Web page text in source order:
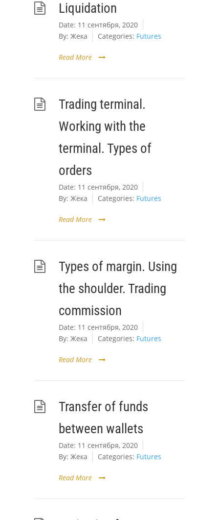
Liquidation
Date: 11 сентября, 2020
By: Жека Categories: Futures
Read More
Trading terminal.
Working with the
terminal. Types of
orders
Date: 11 сентября, 2020
By: Жека Categories: Futures
Read More
Types of margin. Using
the shoulder. Trading
commission
Date: 11 сентября, 2020
By: Жека Categories: Futures
Read More
Transfer of funds
between wallets
Date: 11 сентября, 2020
By: Жека Categories: Futures
Read More